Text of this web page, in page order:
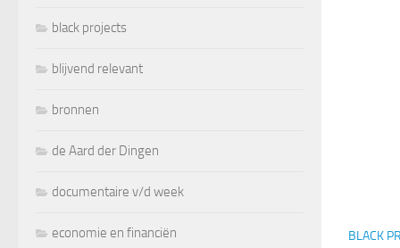
BLACK
black projects
blijvend relevant
bronnen
de Aard der Dingen
documentaire v/d week
economie en financiën